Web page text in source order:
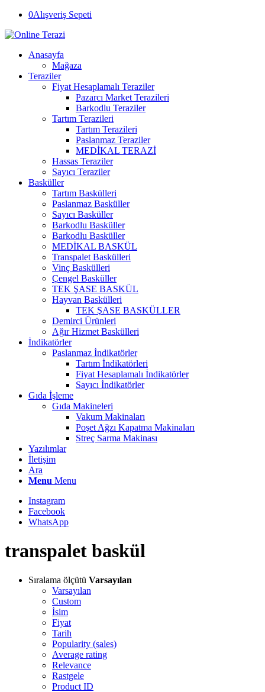
0Alışveriş Sepeti
Anasayfa
Mağaza
Teraziler
Fiyat Hesaplamalı Teraziler
Pazarcı Market Terazileri
Barkodlu Teraziler
Tartım Terazileri
Tartım Terazileri
Paslanmaz Teraziler
MEDİKAL TERAZİ
Hassas Teraziler
Sayıcı Teraziler
Basküller
Tartım Baskülleri
Paslanmaz Basküller
Sayıcı Basküller
Barkodlu Basküller
Barkodlu Basküller
MEDİKAL BASKÜL
Transpalet Baskülleri
Vinç Baskülleri
Çengel Basküller
TEK ŞASE BASKÜL
Hayvan Baskülleri
TEK ŞASE BASKÜLLER
Demirci Ürünleri
Ağır Hizmet Baskülleri
İndikatörler
Paslanmaz İndikatörler
Tartım İndikatörleri
Fiyat Hesaplamalı İndikatörler
Sayıcı İndikatörler
Gıda İşleme
Gıda Makineleri
Vakum Makinaları
Poşet Ağzı Kapatma Makinaları
Streç Sarma Makinası
Yazılımlar
İletişim
Ara
Menu Menu
Instagram
Facebook
WhatsApp
transpalet baskül
Sıralama ölçütü Varsayılan
Varsayılan
Custom
İsim
Fiyat
Tarih
Popularity (sales)
Average rating
Relevance
Rastgele
Product ID